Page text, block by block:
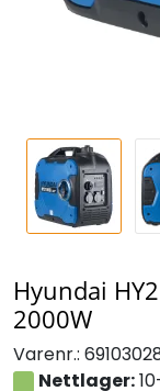
Hyundai
2000W
Varenr.:
Nettlager: